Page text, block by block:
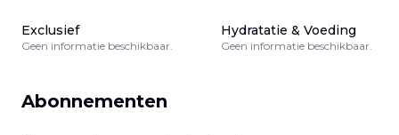
Exclusief
Geen informatie beschikbaar.
Hydratatie & Voeding
Geen informatie beschikbaar.
Abonnementen